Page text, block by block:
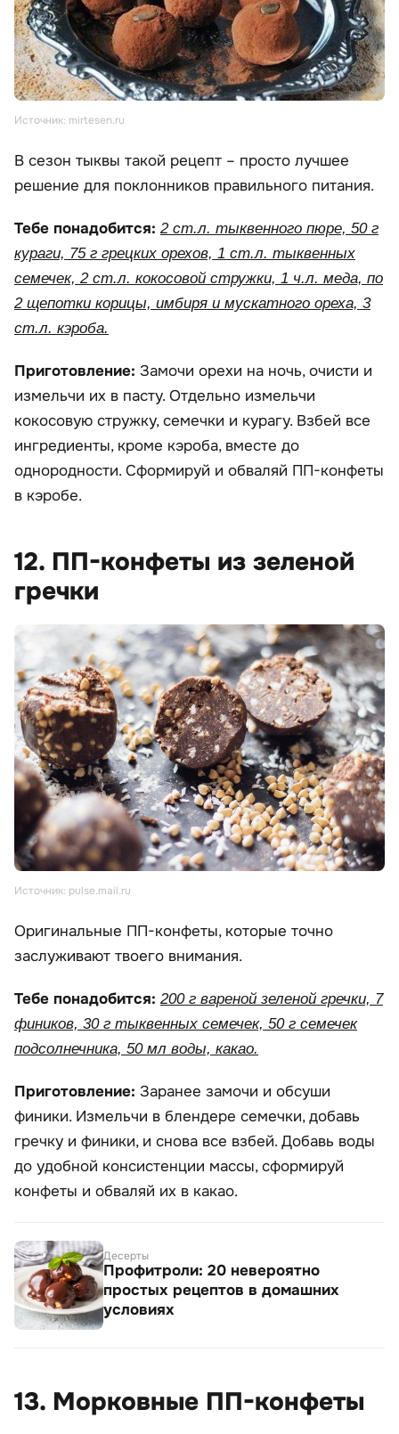
Источник: mirtesen.ru
В сезон тыквы такой рецепт – просто лучшее
решение для поклонников правильного питания.
Тебе понадобится: 2 ст.л. тыквенного пюре, 50 г
кураги, 75 г грецких орехов, 1 ст.л. тыквенных
семечек, 2 ст.л. кокосовой стружки, 1 ч.л. меда, по
2 щепотки корицы, имбиря и мускатного ореха, 3
ст.л. кэроба.
Приготовление: Замочи орехи на ночь, очисти и
измельчи их в пасту. Отдельно измельчи
кокосовую стружку, семечки и курагу. Взбей все
ингредиенты, кроме кэроба, вместе до
однородности. Сформируй и обваляй ПП-конфеты
в кэробе.
12. ПП-конфеты из зеленой
гречки
Источник: pulse.mail.ru
Оригинальные ПП-конфеты, которые точно
заслуживают твоего внимания.
Тебе понадобится: 200 г вареной зеленой гречки, 7
фиников, 30 г тыквенных семечек, 50 г семечек
подсолнечника, 50 мл воды, какао.
Приготовление: Заранее замочи и обсуши
финики. Измельчи в блендере семечки, добавь
гречку и финики, и снова все взбей. Добавь воды
до удобной консистенции массы, сформируй
конфеты и обваляй их в какао.
Десерты
Профитроли: 20 невероятно
простых рецептов в домашних
условиях
13. Морковные ПП-конфеты